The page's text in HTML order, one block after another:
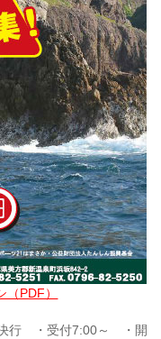
PDF）
行 ・受付7:00～ ・開